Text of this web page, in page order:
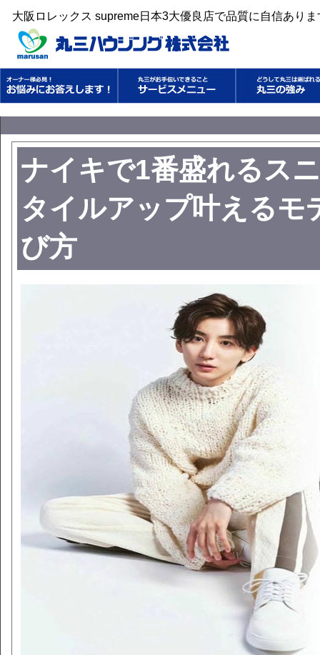
大阪ロレックス supreme日本3大優良店で品質に自信ありま
ナイキで1番盛れるス
タイルアップ叶えるモ
び方